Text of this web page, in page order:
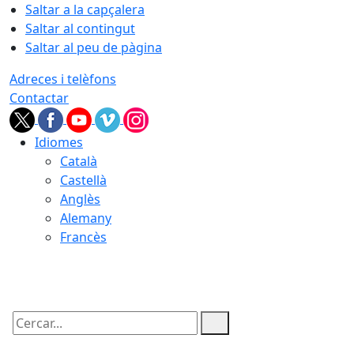
Saltar a la capçalera
Saltar al contingut
Saltar al peu de pàgina
Adreces i telèfons
Contactar
Idiomes
Català
Castellà
Anglès
Alemany
Francès
Cercar: